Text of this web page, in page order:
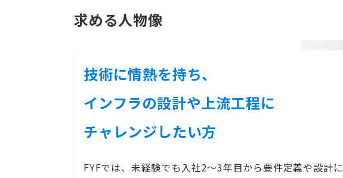
求める人物像
技術に情熱を持ち、
インフラの設計や上流工程に
チャレンジしたい方
FYFでは、未経験でも入社2～3年目から要件定義や設計に